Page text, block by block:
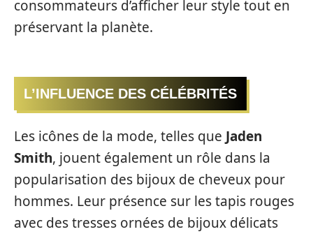
consommateurs d’afficher leur style tout en
préservant la planète.
L’INFLUENCE DES CÉLÉBRITÉS
Les icônes de la mode, telles que Jaden
Smith, jouent également un rôle dans la
popularisation des bijoux de cheveux pour
hommes. Leur présence sur les tapis rouges
avec des tresses ornées de bijoux délicats